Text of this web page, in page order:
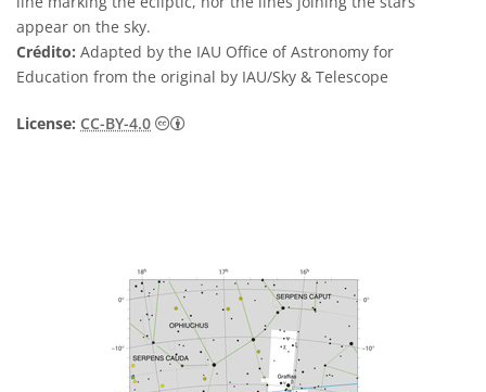
appear on the sky.
Crédito: Adapted by the IAU Office of Astronomy for
Education from the original by IAU/Sky & Telescope
License: CC-BY-4.0 Creative Commons Attribution 4.0